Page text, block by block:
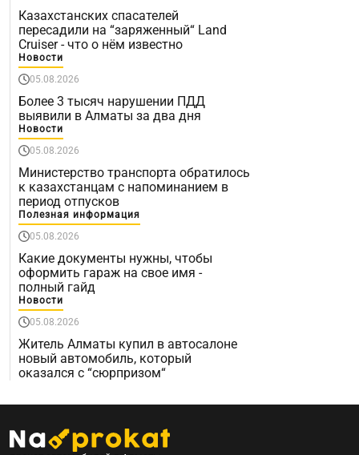
Казахстанских спасателей
пересадили на “заряженный“ Land
Cruiser - что о нём известно
Новости
05.08.2026
Более 3 тысяч нарушении ПДД
выявили в Алматы за два дня
Новости
05.08.2026
Министерство транспорта обратилось
к казахстанцам с напоминанием в
период отпусков
Полезная информация
05.08.2026
Какие документы нужны, чтобы
оформить гараж на свое имя -
полный гайд
Новости
05.08.2026
Житель Алматы купил в автосалоне
новый автомобиль, который
оказался с “сюрпризом“